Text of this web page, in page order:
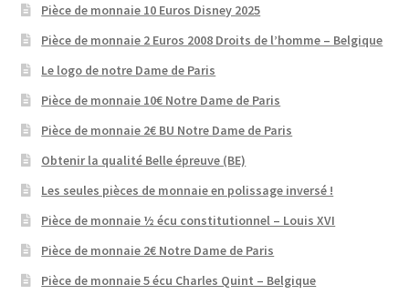
Pièce de monnaie 10 Euros Disney 2025
Pièce de monnaie 2 Euros 2008 Droits de l’homme – Belgique
Le logo de notre Dame de Paris
Pièce de monnaie 10€ Notre Dame de Paris
Pièce de monnaie 2€ BU Notre Dame de Paris
Obtenir la qualité Belle épreuve (BE)
Les seules pièces de monnaie en polissage inversé !
Pièce de monnaie ½ écu constitutionnel – Louis XVI
Pièce de monnaie 2€ Notre Dame de Paris
Pièce de monnaie 5 écu Charles Quint – Belgique